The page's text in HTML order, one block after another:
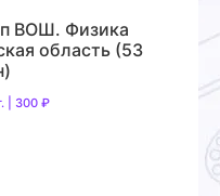
ВОШ. Физика
область (53
| 300 ₽